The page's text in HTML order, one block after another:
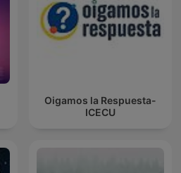
Oigamos la Respuesta-
ICECU